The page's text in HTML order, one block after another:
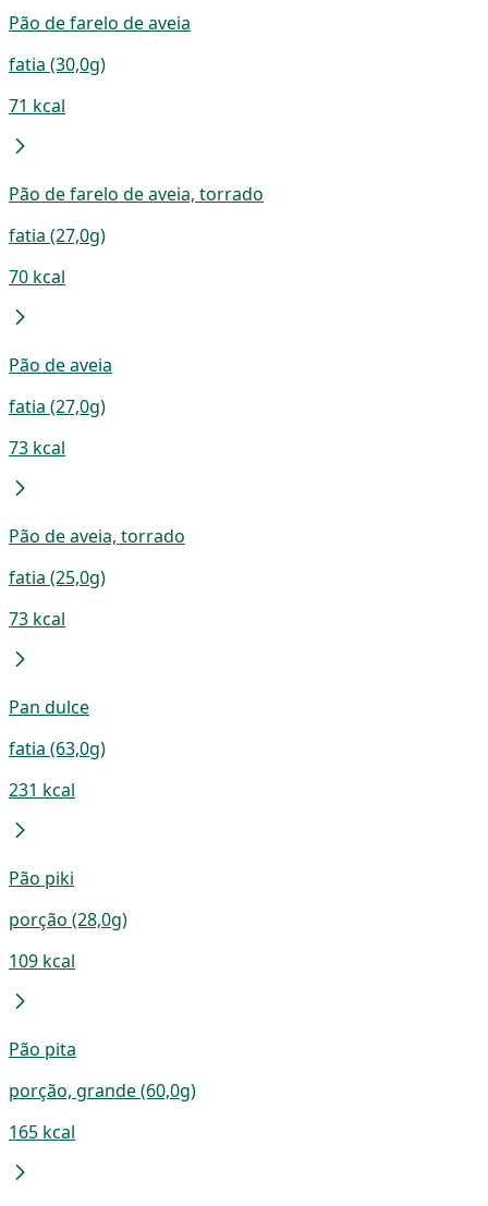
Pão de farelo de aveia
fatia (30,0g)
71 kcal
Pão de farelo de aveia, torrado
fatia (27,0g)
70 kcal
Pão de aveia
fatia (27,0g)
73 kcal
Pão de aveia, torrado
fatia (25,0g)
73 kcal
Pan dulce
fatia (63,0g)
231 kcal
Pão piki
porção (28,0g)
109 kcal
Pão pita
porção, grande (60,0g)
165 kcal